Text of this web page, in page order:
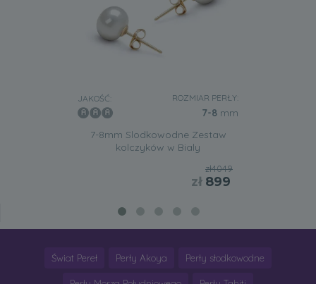
JAKOŚĆ: ROZMIAR PERŁY:
7-8 mm
7-8mm Slodkowodne Zestaw
kolczyków w Bialy
zł4049
zł 899
Świat Pereł Perły Akoya Perły słodkowodne